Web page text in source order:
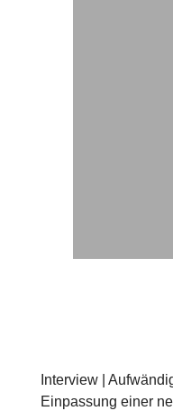
Interview |
Einpassung einer